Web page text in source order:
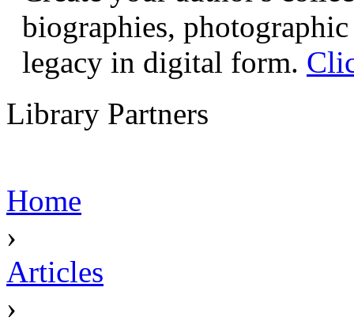
biographies,
legacy in digital form.
Library Partners
Home
›
Articles
›